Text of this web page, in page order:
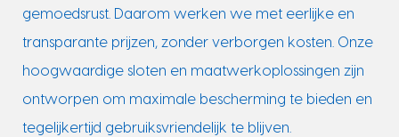
gemoedsrust. Daarom werken we met eerlijke en
transparante prijzen, zonder verborgen kosten. Onze
hoogwaardige sloten en maatwerkoplossingen zijn
ontworpen om maximale bescherming te bieden en
tegelijkertijd gebruiksvriendelijk te blijven.